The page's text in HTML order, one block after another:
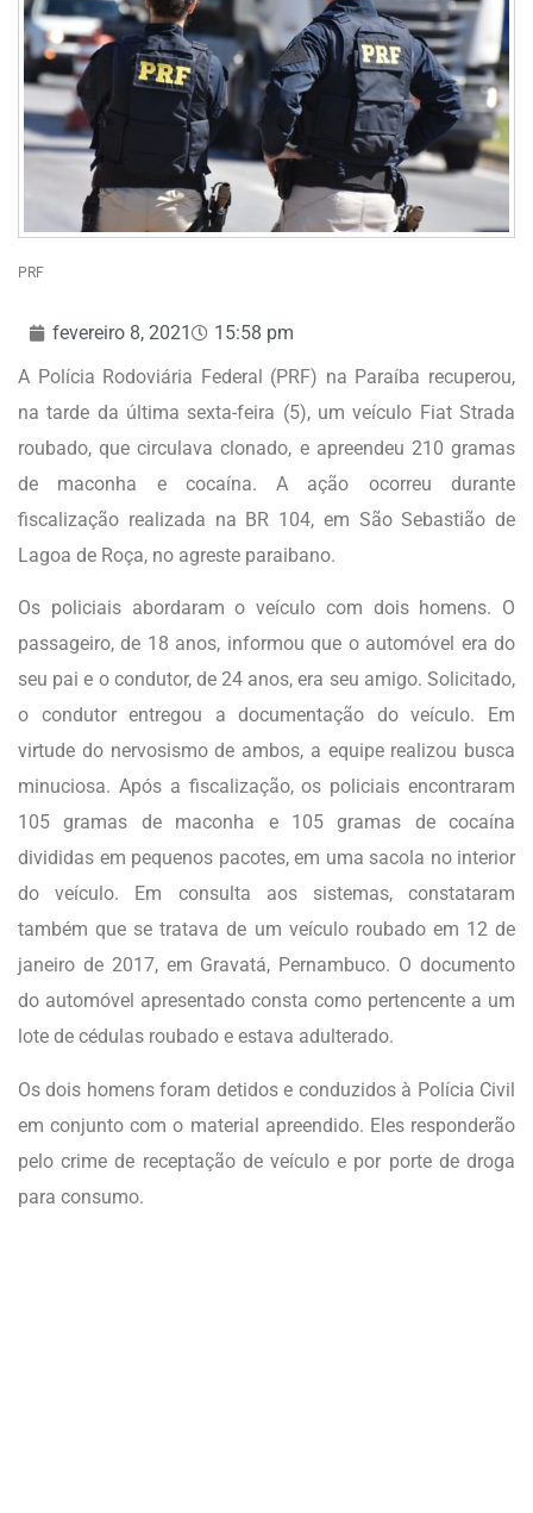
PRF
fevereiro 8, 2021
15:58 pm
A Polícia Rodoviária Federal (PRF) na Paraíba recuperou,
na tarde da última sexta-feira (5), um veículo Fiat Strada
roubado, que circulava clonado, e apreendeu 210 gramas
de maconha e cocaína. A ação ocorreu durante
fiscalização realizada na BR 104, em São Sebastião de
Lagoa de Roça, no agreste paraibano.
Os policiais abordaram o veículo com dois homens. O
passageiro, de 18 anos, informou que o automóvel era do
seu pai e o condutor, de 24 anos, era seu amigo. Solicitado,
o condutor entregou a documentação do veículo. Em
virtude do nervosismo de ambos, a equipe realizou busca
minuciosa. Após a fiscalização, os policiais encontraram
105 gramas de maconha e 105 gramas de cocaína
divididas em pequenos pacotes, em uma sacola no interior
do veículo. Em consulta aos sistemas, constataram
também que se tratava de um veículo roubado em 12 de
janeiro de 2017, em Gravatá, Pernambuco. O documento
do automóvel apresentado consta como pertencente a um
lote de cédulas roubado e estava adulterado.
Os dois homens foram detidos e conduzidos à Polícia Civil
em conjunto com o material apreendido. Eles responderão
pelo crime de receptação de veículo e por porte de droga
para consumo.